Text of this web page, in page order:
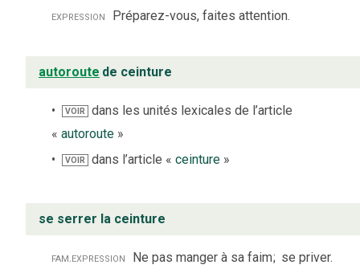
expression Préparez-vous, faites attention.
autoroute de ceinture
VOIR
dans les unités lexicales de l’article
« autoroute »
VOIR dans l’article «ceinture »
se serrer la ceinture
fam. expression Ne pas manger à sa faim; se priver.